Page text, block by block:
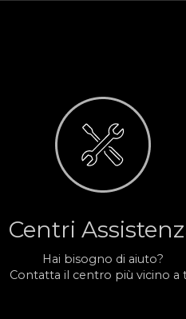
Centri
Hai bisogno di aiuto?
Contatta il centro più vicino a